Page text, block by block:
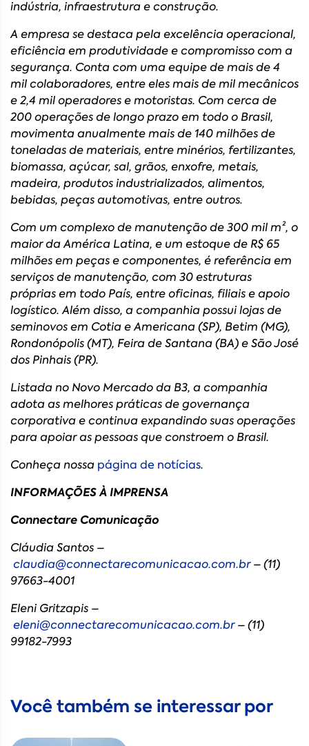
indústria, infraestrutura e construção.
A empresa se destaca pela excelência operacional,
eficiência em produtividade e compromisso com a
segurança. Conta com uma equipe de mais de 4
mil colaboradores, entre eles mais de mil mecânicos
e 2,4 mil operadores e motoristas. Com cerca de
200 operações de longo prazo em todo o Brasil,
movimenta anualmente mais de 140 milhões de
toneladas de materiais, entre minérios, fertilizantes,
biomassa, açúcar, sal, grãos, enxofre, metais,
madeira, produtos industrializados, alimentos,
bebidas, peças automotivas, entre outros.
Com um complexo de manutenção de 300 mil m², o
maior da América Latina, e um estoque de R$ 65
milhões em peças e componentes, é referência em
serviços de manutenção, com 30 estruturas
próprias em todo País, entre oficinas, filiais e apoio
logístico. Além disso, a companhia possui lojas de
seminovos em Cotia e Americana (SP), Betim (MG),
Rondonópolis (MT), Feira de Santana (BA) e São José
dos Pinhais (PR).
Listada no Novo Mercado da B3, a companhia
adota as melhores práticas de governança
corporativa e continua expandindo suas operações
para apoiar as pessoas que constroem o Brasil.
Conheça nossa página de notícias.
INFORMAÇÕES À IMPRENSA
Connectare Comunicação
Cláudia Santos –
claudia@connectarecomunicacao.com.br– (11)
97663-4001
Eleni Gritzapis –
eleni@connectarecomunicacao.com.br– (11)
99182-7993
Você também se interessar por